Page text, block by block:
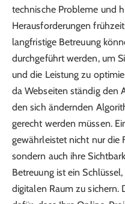
technische Probleme und
Herausforderungen
langfristige Betreuung
durchgeführt werden, um
und die Leistung zu
da Webseiten ständig den
den sich ändernden
gerecht werden müssen.
gewährleistet nicht nur die
sondern auch ihre
Betreuung ist ein
digitalen Raum zu sichern.